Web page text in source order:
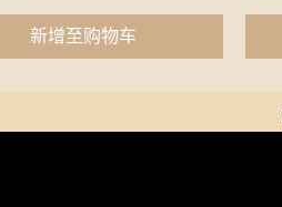
新增至购物车